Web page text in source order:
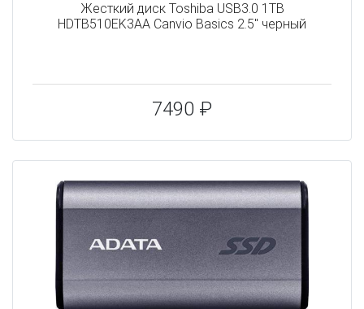
Жесткий диск Toshiba USB3.0 1TB
HDTB510EK3AA Canvio Basics 2.5" черный
7490 ₽